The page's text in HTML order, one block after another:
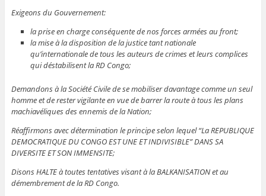
Exigeons du Gouvernement:
la prise en charge conséquente de nos forces armées au front;
la mise à la disposition de la justice tant nationale
qu’internationale de tous les auteurs de crimes et leurs complices
qui déstabilisent la RD Congo;
Demandons à la Société Civile de se mobiliser davantage comme un seul
homme et de rester vigilante en vue de barrer la route à tous les plans
machiavéliques des ennemis de la Nation;
Réaffirmons avec détermination le principe selon lequel “La REPUBLIQUE
DEMOCRATIQUE DU CONGO EST UNE ET INDIVISIBLE” DANS SA
DIVERSITE ET SON IMMENSITE;
Disons HALTE à toutes tentatives visant à la BALKANISATION et au
démembrement de la RD Congo.